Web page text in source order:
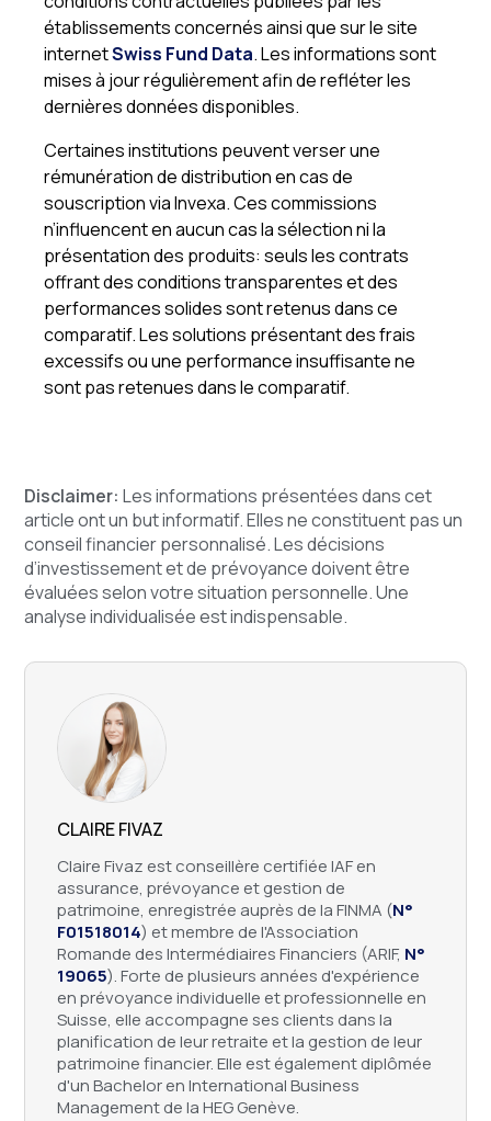
établissements concernés ainsi que sur le site
internetSwiss Fund Data. Les informations sont
mises à jour régulièrement afin de refléter les
dernières données disponibles.
Certaines institutions peuvent verser une
rémunération de distribution en cas de
souscription via Invexa. Ces commissions
n’influencent en aucun cas la sélection ni la
présentation des produits: seuls les contrats
offrant des conditions transparentes et des
performances solides sont retenus dans ce
comparatif. Les solutions présentant des frais
excessifs ou une performance insuffisante ne
sont pas retenues dans le comparatif.
Disclaimer: Les informations présentées dans cet
article ont un but informatif. Elles ne constituent pas un
conseil financier personnalisé. Les décisions
d’investissement et de prévoyance doivent être
évaluées selon votre situation personnelle. Une
analyse individualisée est indispensable.
CLAIRE FIVAZ
Claire Fivaz est conseillère certifiée IAF en
assurance, prévoyance et gestion de
patrimoine, enregistrée auprès de la FINMA (N°
F01518014) et membre de l'Association
Romande des Intermédiaires Financiers (ARIF, N°
19065). Forte de plusieurs années d'expérience
en prévoyance individuelle et professionnelle en
Suisse, elle accompagne ses clients dans la
planification de leur retraite et la gestion de leur
patrimoine financier. Elle est également diplômée
d'un Bachelor en International Business
Management de la HEG Genève.